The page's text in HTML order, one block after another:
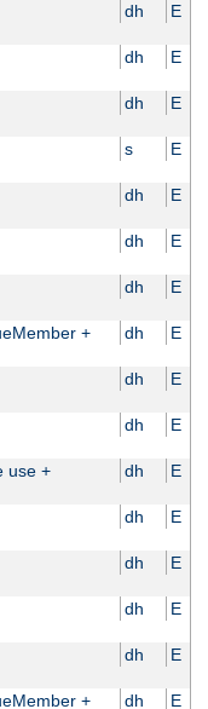
dh E
dh E
dh E
s E
dh E
dh E
dh E
+ dh E
dh E
dh E
use + dh E
dh E
dh E
dh E
dh E
+ dh E